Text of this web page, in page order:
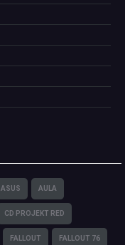
ASUS AULA
CD PROJEKT RED
FALLOUT FALLOUT 76